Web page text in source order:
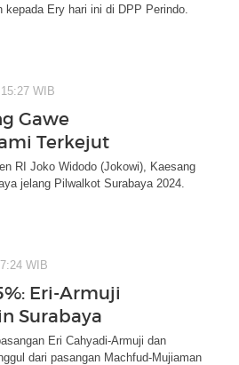
kepada Ery hari ini di DPP Perindo.
WIB
Gawe
Terkejut
RI Joko Widodo (Jokowi), Kaesang
jelang Pilwalkot Surabaya 2024.
WIB
Eri-Armuji
Surabaya
Eri Cahyadi-Armuji dan
dari pasangan Machfud-Mujiaman